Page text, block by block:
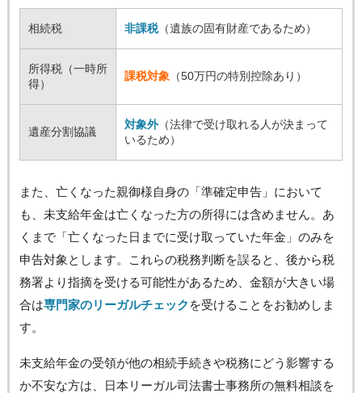
相続税 非課税（遺族の固有財産であるため）
所得税（一時所
得）
課税対象 （50万円の特別控除あり）
遺産分割協議
対象外（法律で受け取れる人が決まって
いるため）
また、亡くなった親御様自身の「準確定申告」において
も、未支給年金は亡くなった方の所得には含めません。あ
くまで「亡くなった日までに受け取っていた年金」のみを
申告対象とします。これらの税務判断を誤ると、後から税
務署より指摘を受ける可能性があるため、金額が大きい場
合は専門家のリーガルチェック を受けることをお勧めしま
す。
未支給年金の受領が他の相続手続きや税務にどう影響する
か不安な方は、日本リーガル司法書士事務所の無料相談を